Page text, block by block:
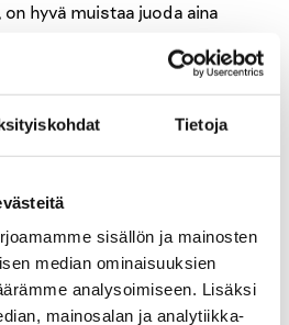
Tietoja
sisällön ja mainosten
median ominaisuuksien
analysoimiseen. Lisäksi
mainosalan ja analytiikka-
hyvä muistaa juoda aina
tai kokonaan ilman
yhdessä. Turvallisesti, aivoja
kampanjan.
Kempeleeseen ja